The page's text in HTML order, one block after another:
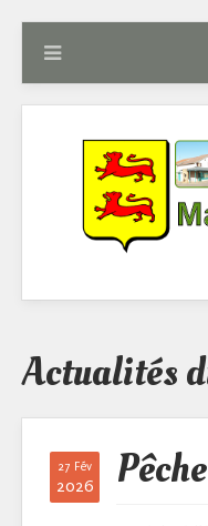
Actualités
27 Fév
2026